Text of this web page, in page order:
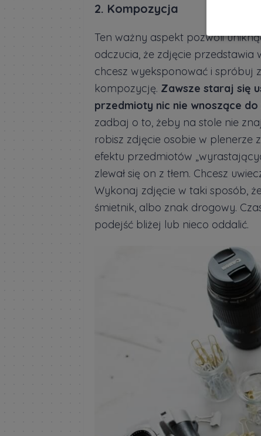
2. Kompozycja
Ten ważny aspekt pozwoli
odczucia, że zdjęcie przedstawia
chcesz wyeksponować i spróbuj
kompozycję. Zawsze staraj się
przedmioty nic nie wnoszące
zadbaj o to, żeby na stole nie
robisz zdjęcie osobie w plenerze
efektu przedmiotów
zlewał się on z tłem. Chcesz
Wykonaj zdjęcie w taki sposób,
śmietnik, albo znak drogowy.
podejść bliżej lub nieco oddalić.